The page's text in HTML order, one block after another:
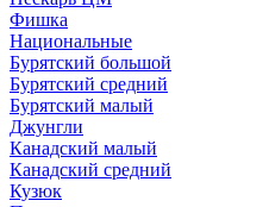
Фишка
Национальные
Бурятский большой
Бурятский средний
Бурятский малый
Джунгли
Канадский малый
Канадский средний
Кузюк